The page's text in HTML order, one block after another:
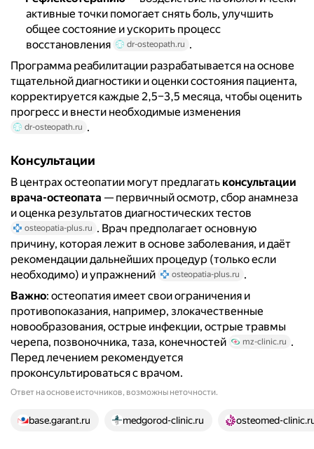
активные точки помогает снять боль, улучшить
общее состояние и ускорить процесс
восстановления
dr-osteopath.ru .
Программа реабилитации разрабатывается на основе
тщательной диагностики и оценки состояния пациента,
корректируется каждые 2,5–3,5 месяца, чтобы оценить
прогресс и внести необходимые изменения
dr-osteopath.ru .
Консультации
В центрах остеопатии могут предлагать консультации
врача-остеопата — первичный осмотр, сбор анамнеза
и оценка результатов диагностических тестов
osteopatia-plus.ru . Врач предполагает основную
причину, которая лежит в основе заболевания, и даёт
рекомендации дальнейших процедур (только если
необходимо) и упражнений
osteopatia-plus.ru .
Важно: остеопатия имеет свои ограничения и
противопоказания, например, злокачественные
новообразования, острые инфекции, острые травмы
черепа, позвоночника, таза, конечностей
mz-clinic.ru .
Перед лечением рекомендуется
проконсультироваться с врачом.
Ответ на основе источников, возможны неточности.
22 источника
base.garant.ru medgorod-clinic.ru osteomed-